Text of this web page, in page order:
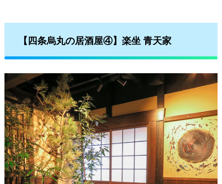
【四条烏丸の居酒屋④】楽坐 青天家